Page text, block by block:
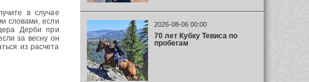
в случае
словами, если
Дерби при
за весну он
из расчета
2026-08-06 00:00
70 лет Кубку Тевиса по
пробегам